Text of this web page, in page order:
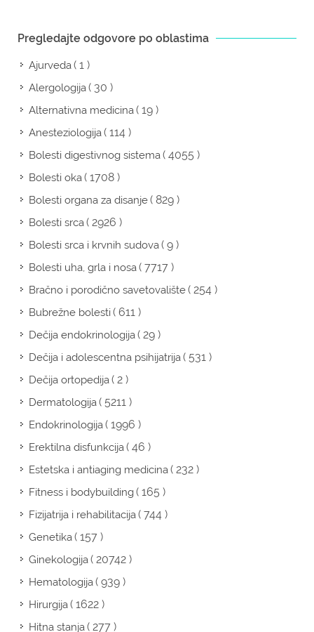
Pregledajte odgovore po oblastima
Ajurveda( 1 )
Alergologija( 30 )
Alternativna medicina( 19 )
Anesteziologija( 114 )
Bolesti digestivnog sistema( 4055 )
Bolesti oka( 1708 )
Bolesti organa za disanje( 829 )
Bolesti srca( 2926 )
Bolesti srca i krvnih sudova( 9 )
Bolesti uha, grla i nosa( 7717 )
Bračno i porodično savetovalište( 254 )
Bubrežne bolesti( 611 )
Dečija endokrinologija( 29 )
Dečija i adolescentna psihijatrija( 531 )
Dečija ortopedija( 2 )
Dermatologija( 5211 )
Endokrinologija( 1996 )
Erektilna disfunkcija( 46 )
Estetska i antiaging medicina( 232 )
Fitness i bodybuilding( 165 )
Fizijatrija i rehabilitacija( 744 )
Genetika( 157 )
Ginekologija( 20742 )
Hematologija( 939 )
Hirurgija( 1622 )
Hitna stanja( 277 )